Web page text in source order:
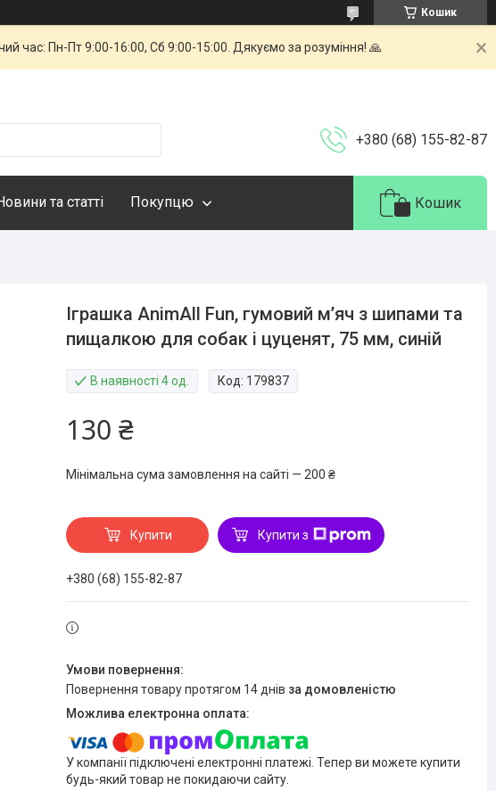
Кошик
час: Пн-Пт 9:00-16:00, Сб 9:00-15:00. Дякуємо за розуміння! 🙏
+380 (68) 155-82-87
та статті Покупцю Кошик
Іграшка AnimAll Fun, гумовий мʼяч з шипами та
пищалкою для собак і цуценят, 75 мм, синій
В наявності 4 од. Код: 179837
130 ₴
Мінімальна сума замовлення на сайті — 200 ₴
Купити Купити з
+380 (68) 155-82-87
повернення товару протягом 14 днів за домовленістю
У компанії підключені електронні платежі. Тепер ви можете купити
будь-який товар не покидаючи сайту.